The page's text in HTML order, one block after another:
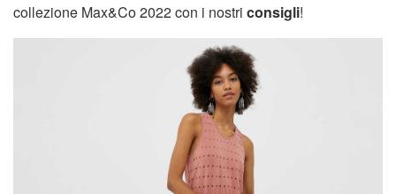
collezione Max&Co 2022 con i nostri consigli!